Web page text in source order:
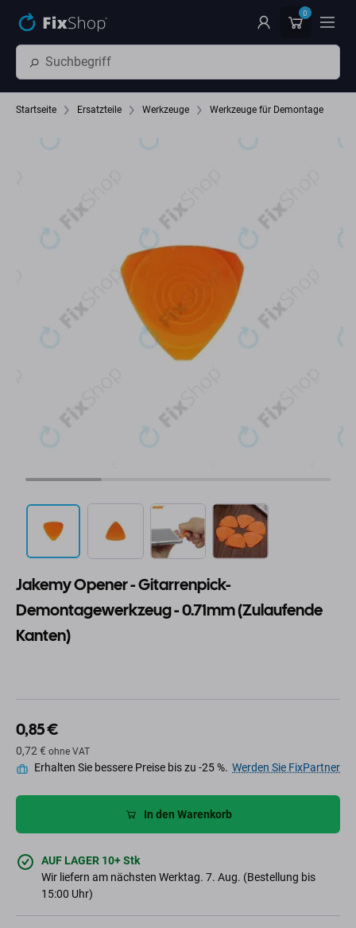
0
Startseite Ersatzteile Werkzeuge Werkzeuge für Demontage
Jakemy Opener - Gitarrenpick-
Demontagewerkzeug - 0.71mm (Zulaufende
Kanten)
0,85 €
0,72 € ohne VAT
Erhalten Sie bessere Preise bis zu -25 %. Werden Sie FixPartner
In den Warenkorb
AUF LAGER 10+ Stk
Wir liefern am nächsten Werktag. 7. Aug. (Bestellung bis
15:00 Uhr)